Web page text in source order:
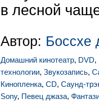
в лесной
Автор: Боссхе
Домашний кинотеатр, DVD,
технологии, Звукозапись,
Кинопленка, CD, Саунд-
Sony, Певец джаза,